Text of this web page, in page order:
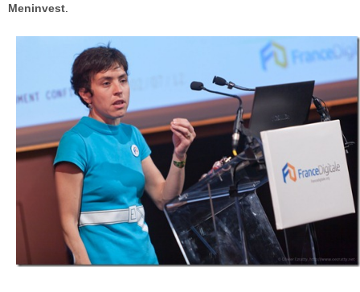
Meninvest.